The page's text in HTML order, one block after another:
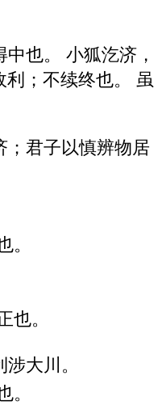
也。 小狐汔济，
；不续终也。 虽
；君子以慎辨物居
。
也。
大川。
。